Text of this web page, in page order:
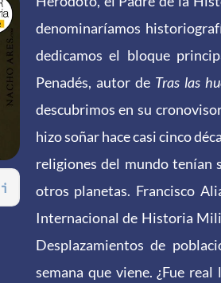
denominaríamos
dedicamos el bloque
Penadés, autor de Tras las
descubrimos en su
hizo soñar hace casi cinco
religiones del mundo tenían
otros planetas. Francisco
Internacional de Historia
Desplazamientos de
semana que viene. ¿Fue